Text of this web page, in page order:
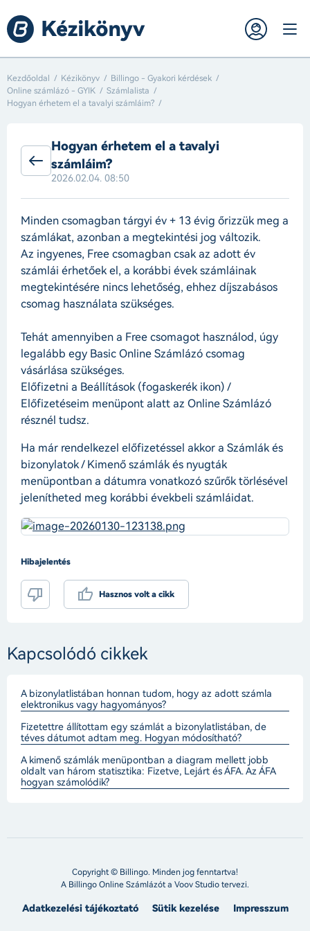
Kezdőoldal Kézikönyv
Billingo - Gyakori kérdések
Online számlázó - GYIK
Számlalista
Hogyan érhetem el a tavalyi számláim?
Hogyan érhetem el a tavalyi
számláim?
2026.02.04. 08:50
Minden csomagban tárgyi év + 13 évig őrizzük meg a
számlákat, azonban a megtekintési jog változik.
Az ingyenes, Free csomagban csak az adott év
számlái érhetőek el, a korábbi évek számláinak
megtekintésére nincs lehetőség, ehhez díjszabásos
csomag használata szükséges.
Tehát amennyiben a Free csomagot használod, úgy
legalább egy Basic Online Számlázó csomag
vásárlása szükséges.
Előfizetni a Beállítások (fogaskerék ikon) /
Előfizetéseim menüpont alatt az Online Számlázó
résznél tudsz.
Ha már rendelkezel előfizetéssel akkor a Számlák és
bizonylatok / Kimenő számlák és nyugták
menüpontban a dátumra vonatkozó szűrők törlésével
jelenítheted meg korábbi évekbeli számláidat.
Hibajelentés
Hasznos volt a cikk
Kapcsolódó cikkek
A bizonylatlistában honnan tudom, hogy az adott számla
elektronikus vagy hagyományos?
Fizetettre állítottam egy számlát a bizonylatlistában, de
téves dátumot adtam meg. Hogyan módosítható?
A kimenő számlák menüpontban a diagram mellett jobb
oldalt van három statisztika: Fizetve, Lejárt és ÁFA. Az ÁFA
hogyan számolódik?
Copyright © Billingo. Minden jog fenntartva!
A Billingo Online Számlázót a Voov Studio tervezi.
Adatkezelési tájékoztató Sütik kezelése Impresszum